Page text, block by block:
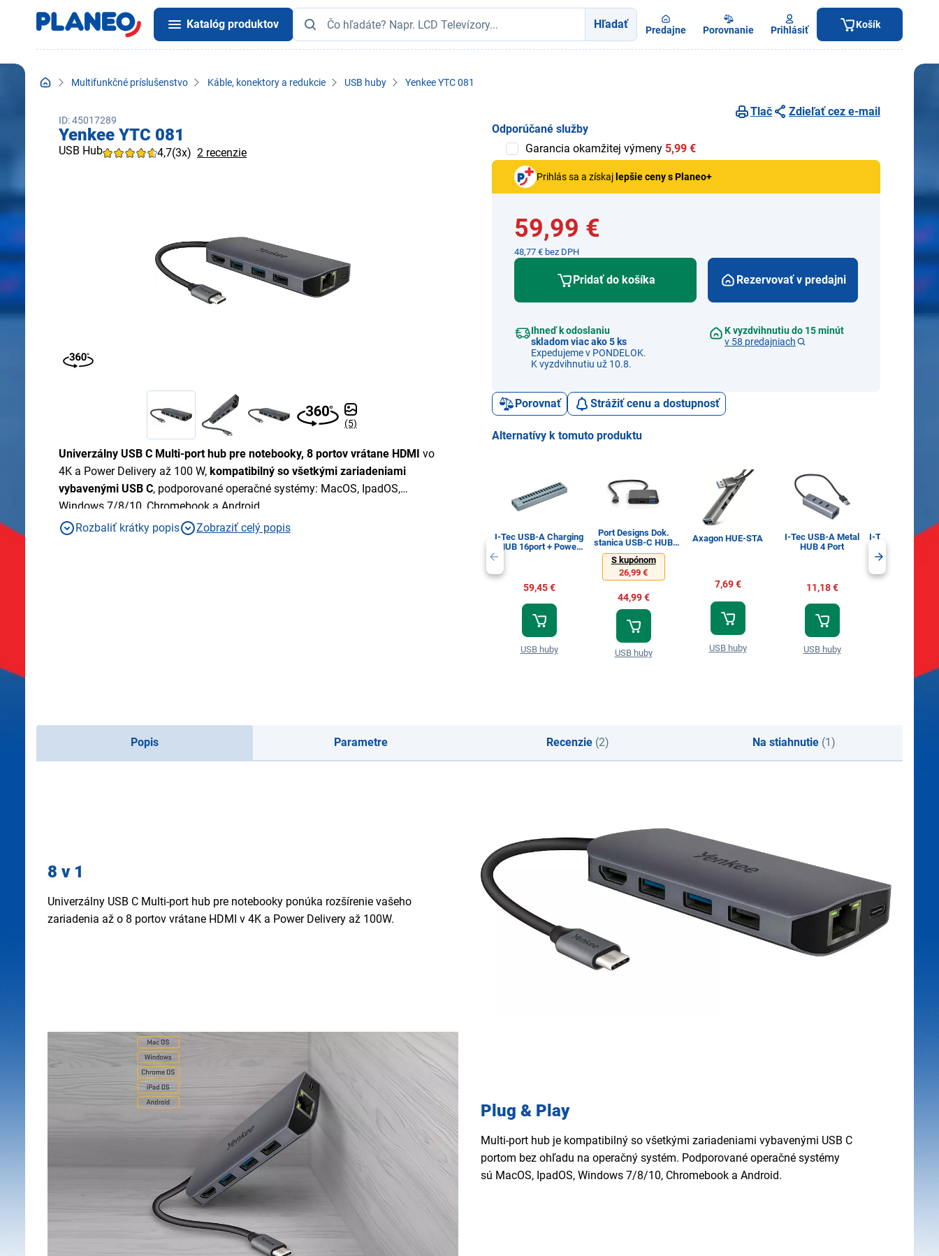
Katalóg produktov Hľadať Predajne Porovnanie Prihlásiť Košík
Multifunkčné príslušenstvo Káble, konektory a redukcie USB huby Yenkee YTC 081
ID: 45017289
Yenkee YTC 081
USB Hub 4,7(3x) 2 recenzie
(5)
Univerzálny USB C Multi-port hub pre notebooky, 8 portov vrátane HDMI vo
4K a Power Delivery až 100 W, kompatibilný so všetkými zariadeniami
vybavenými USB C, podporované operačné systémy: MacOS, IpadOS,
Windows 7/8/10, Chromebook a Android
Rozbaliť krátky popis
Zobraziť celý popis
Tlač
Zdieľať cez e-mail
Odporúčané služby
Garancia okamžitej výmeny 5,99 €
Prihlás sa a získaj lepšie ceny s Planeo+
59,99 €
48,77 € bez DPH
Pridať do košíka
Ihneď k odoslaniu
skladom viac ako 5 ks
Expedujeme v PONDELOK.
K vyzdvihnutiu už 10.8.
Rezervovať v predajni
K vyzdvihnutiu do 15 minút
v 58 predajniach
Porovnať Strážiť cenu a dostupnosť
Alternatívy k tomuto produktu
I-Tec USB-A Charging
HUB 16port + Power
59,45 €
USB huby
Port Designs Dok.
stanica USB-C HUB
HDMI 1X
S kupónom
26,99 €
44,99 €
USB huby
Axagon HUE-STA
7,69 €
USB huby
I-Tec USB-A Metal
HUB 4 Port
11,18 €
USB huby
I-Tec HUB 1x USB 3.0 +
Popis Parametre Recenzie(2) Na stiahnutie (1)
8 v 1
Univerzálny USB C Multi-port hub pre notebooky ponúka rozšírenie vašeho
zariadenia až o 8 portov vrátane HDMI v 4K a Power Delivery až 100W.
Plug & Play
Multi-port hub je kompatibilný so všetkými zariadeniami vybavenými USB C
portom bez ohľadu na operačný systém. Podporované operačné systémy
sú MacOS, IpadOS, Windows 7/8/10, Chromebook a Android.